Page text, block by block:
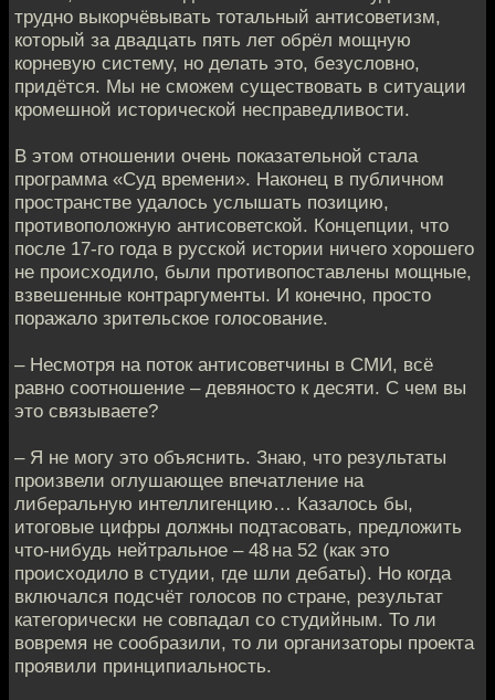
трудно выкорчёвывать тотальный антисоветизм,
который за двадцать пять лет обрёл мощную
корневую систему, но делать это, безусловно,
придётся. Мы не сможем существовать в ситуации
кромешной исторической несправедливости.
В этом отношении очень показательной стала
программа «Суд времени». Наконец в публичном
пространстве удалось услышать позицию,
противоположную антисоветской. Концепции, что
после 17-го года в русской истории ничего хорошего
не происходило, были противопоставлены мощные,
взвешенные контраргументы. И конечно, просто
поражало зрительское голосование.
– Несмотря на поток антисоветчины в СМИ, всё
равно соотношение – девяносто к десяти. С чем вы
это связываете?
– Я не могу это объяснить. Знаю, что результаты
произвели оглушающее впечатление на
либеральную интеллигенцию… Казалось бы,
итоговые цифры должны подтасовать, предложить
что-нибудь нейтральное – 48 на 52 (как это
происходило в студии, где шли дебаты). Но когда
включался подсчёт голосов по стране, результат
категорически не совпадал со студийным. То ли
вовремя не сообразили, то ли организаторы проекта
проявили принципиальность.